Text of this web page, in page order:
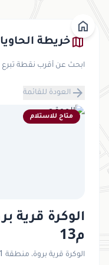
home
map خريطة
ابحث عن أقرب نقطة
arrow_forward العودة للقائمة
متاح للاستلام
م13
الوكرة قرية بروة، منطقة 91، شارع 9605، مبنى 13